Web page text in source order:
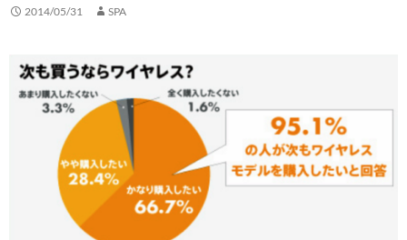
2014/05/31 SPA